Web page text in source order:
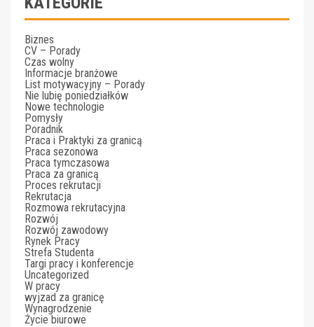
Biznes
CV – Porady
Czas wolny
Informacje branżowe
List motywacyjny – Porady
Nie lubię poniedziałków
Nowe technologie
Pomysły
Poradnik
Praca i Praktyki za granicą
Praca sezonowa
Praca tymczasowa
Praca za granicą
Proces rekrutacji
Rekrutacja
Rozmowa rekrutacyjna
Rozwój
Rozwój zawodowy
Rynek Pracy
Strefa Studenta
Targi pracy i konferencje
Uncategorized
W pracy
wyjzad za granicę
Wynagrodzenie
Życie biurowe